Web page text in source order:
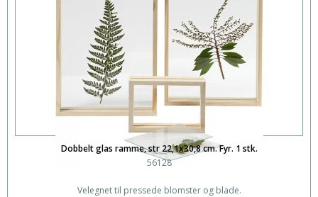
Dobbelt glas ramme, str 22,1x30,8 cm. Fyr. 1 stk.
56128
Velegnet til pressede blomster og blade.